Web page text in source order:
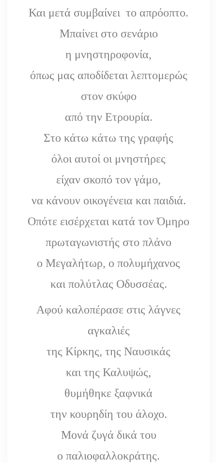
Και μετά συμβαίνει το απρόοπτο.
Μπαίνει στο σενάριο
η μνηστηροφονία,
όπως μας αποδίδεται λεπτομερώς
στον σκύφο
από την Ετρουρία.
Στο κάτω κάτω της γραφής
όλοι αυτοί οι μνηστήρες
είχαν σκοπό τον γάμο,
να κάνουν οικογένεια και παιδιά.
Οπότε εισέρχεται κατά τον Όμηρο
πρωταγωνιστής στο πλάνο
ο Μεγαλήτωρ, ο πολυμήχανος
και πολύτλας Οδυσσέας.
Αφού καλοπέρασε στις λάγνες
αγκαλιές
της Κίρκης, της Ναυσικάς
και της Καλυψώς,
θυμήθηκε ξαφνικά
την κουρηδίη του άλοχο.
Μονά ζυγά δικά του
ο παλιοφαλλοκράτης.